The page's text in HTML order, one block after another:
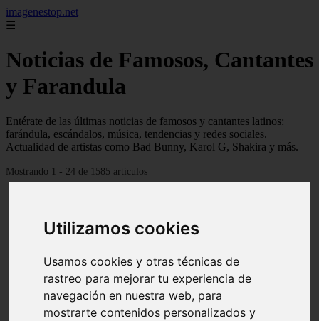
Utilizamos cookies
Usamos cookies y otras técnicas de
rastreo para mejorar tu experiencia de
navegación en nuestra web, para
mostrarte contenidos personalizados y
imagenestop.net
☰
Noticias de Famosos, Cantantes
y Farandula
Entérate de las últimas noticias de famosos y cantantes latinos:
farándula, escándalos, música, tendencias y redes sociales.
Actualidad de artistas como Bad Bunny, Karol G, Shakira y más.
Mostrando 1 - 24 de 1585 artículos